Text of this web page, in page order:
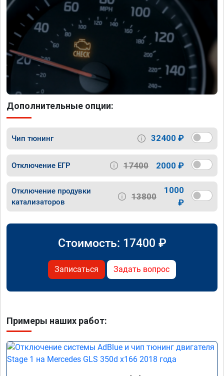
Дополнительные опции:
Чип тюнинг 32400 ₽
Отключение ЕГР 17400 2000 ₽
Отключение продувки
катализаторов
13800
1000
₽
Стоимость: 17400 ₽
Записаться Задать вопрос
Примеры наших работ: